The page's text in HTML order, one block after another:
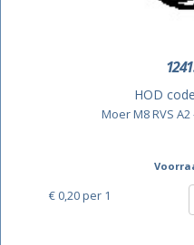
HOD
Moer M8 RVS A2
€ 0,20per 1